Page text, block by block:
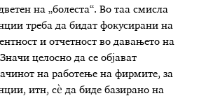
на „болеста“. Во таа смисла
треба да бидат фокусирани на
и отчетност во давањето на
целосно да се објават
на работење на фирмите, за
итн, сѐ да биде базирано на